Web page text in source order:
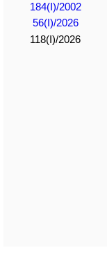
184(I)/2002
56(I)/2026
118(I)/2026